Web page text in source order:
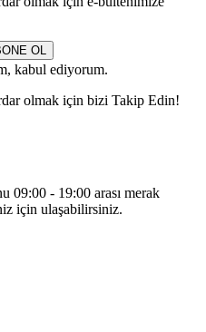
OL
kabul ediyorum.
olmak için bizi Takip Edin!
09:00 - 19:00 arası merak
için ulaşabilirsiniz.